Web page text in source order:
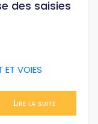
des saisies
ET VOIES
Lire la suite